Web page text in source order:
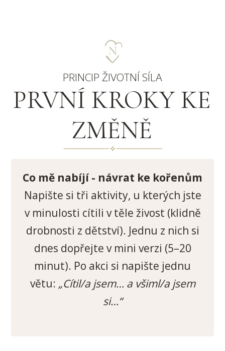
PRINCIP ŽIVOTNÍ SÍLA
PRVNÍ KROKY KE
ZMĚNĚ
Co mě nabíjí - návrat ke kořenům
Napište si tři aktivity, u kterých jste
v minulosti cítili v těle živost (klidně
drobnosti z dětství). Jednu z nich si
dnes dopřejte v mini verzi (5–20
minut). Po akci si napište jednu
větu: „Cítil/a jsem… a všiml/a jsem
si…“